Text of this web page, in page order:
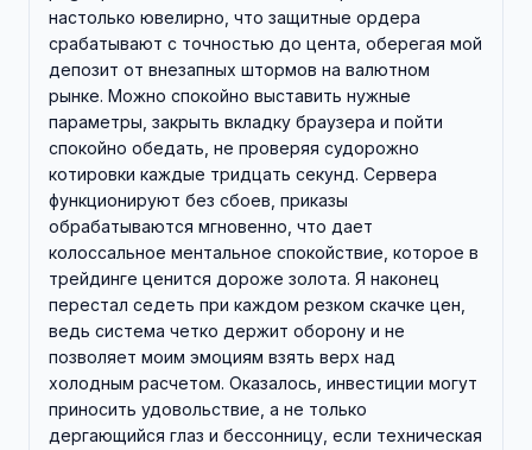
настолько ювелирно, что защитные ордера
срабатывают с точностью до цента, оберегая мой
депозит от внезапных штормов на валютном
рынке. Можно спокойно выставить нужные
параметры, закрыть вкладку браузера и пойти
спокойно обедать, не проверяя судорожно
котировки каждые тридцать секунд. Сервера
функционируют без сбоев, приказы
обрабатываются мгновенно, что дает
колоссальное ментальное спокойствие, которое в
трейдинге ценится дороже золота. Я наконец
перестал седеть при каждом резком скачке цен,
ведь система четко держит оборону и не
позволяет моим эмоциям взять верх над
холодным расчетом. Оказалось, инвестиции могут
приносить удовольствие, а не только
дергающийся глаз и бессонницу, если техническая